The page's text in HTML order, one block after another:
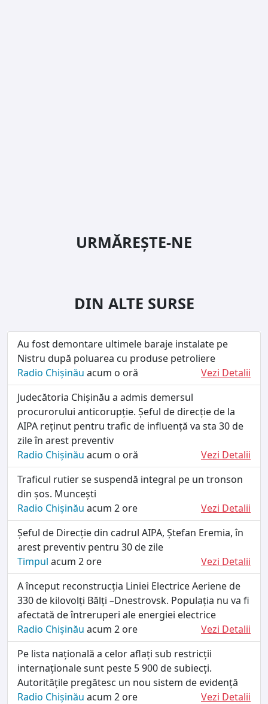
URMĂREȘTE-NE
DIN ALTE SURSE
Au fost demontare ultimele baraje instalate pe
Nistru după poluarea cu produse petroliere
Radio Chișinău acum o oră
Vezi Detalii
Judecătoria Chișinău a admis demersul
procurorului anticorupție. Șeful de direcție de la
AIPA reținut pentru trafic de influență va sta 30 de
zile în arest preventiv
Radio Chișinău acum o oră
Vezi Detalii
Traficul rutier se suspendă integral pe un tronson
din șos. Muncești
Radio Chișinău acum 2 ore
Vezi Detalii
Șeful de Direcție din cadrul AIPA, Ștefan Eremia, în
arest preventiv pentru 30 de zile
Timpul acum 2 ore
Vezi Detalii
A început reconstrucția Liniei Electrice Aeriene de
330 de kilovolți Bălți –Dnestrovsk. Populația nu va fi
afectată de întreruperi ale energiei electrice
Radio Chișinău acum 2 ore
Vezi Detalii
Pe lista națională a celor aflați sub restricții
internaționale sunt peste 5 900 de subiecți.
Autoritățile pregătesc un nou sistem de evidență
Radio Chișinău acum 2 ore
Vezi Detalii